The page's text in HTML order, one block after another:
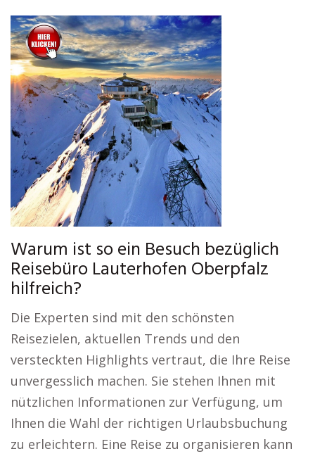
Warum ist so ein Besuch bezüglich
Reisebüro Lauterhofen Oberpfalz
hilfreich?
Die Experten sind mit den schönsten
Reisezielen, aktuellen Trends und den
versteckten Highlights vertraut, die Ihre Reise
unvergesslich machen. Sie stehen Ihnen mit
nützlichen Informationen zur Verfügung, um
Ihnen die Wahl der richtigen Urlaubsbuchung
zu erleichtern. Eine Reise zu organisieren kann